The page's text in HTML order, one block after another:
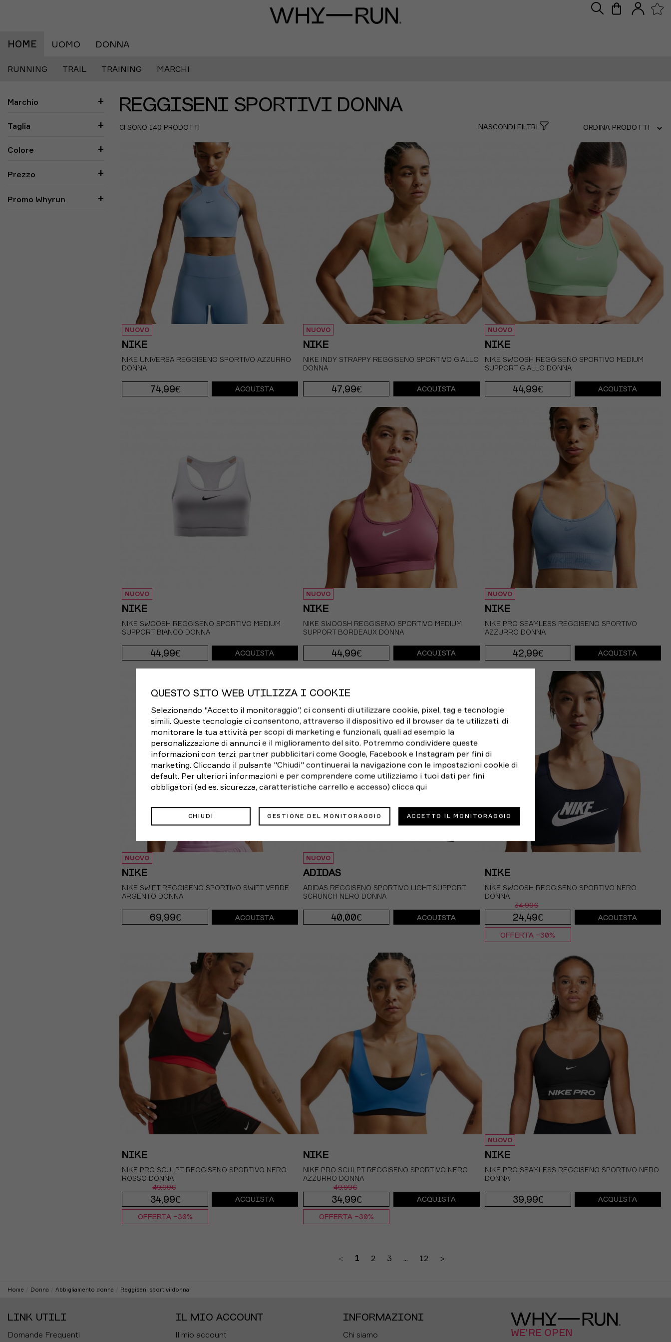
HOME UOMO DONNA
RUNNING TRAIL TRAINING MARCHI
Marchio
Taglia
Colore
Prezzo
Promo Whyrun
REGGISENI SPORTIVI DONNA
CI SONO 140 PRODOTTI NASCONDI FILTRI
NUOVO
NIKE
NIKE UNIVERSA REGGISENO SPORTIVO AZZURRO
DONNA
74,99€ ACQUISTA
NUOVO
NIKE
NIKE INDY STRAPPY REGGISENO SPORTIVO GIALLO
DONNA
47,99€
L
ACQUISTA
NUOVO
NIKE
NIKE SWOOSH REGGISENO SPORTIVO MEDIUM
SUPPORT GIALLO DONNA
44,99€
M L
ACQUISTA
NUOVO
NIKE
NIKE SWOOSH REGGISENO SPORTIVO MEDIUM
SUPPORT BIANCO DONNA
44,99€
XS S M L
ACQUISTA
NUOVO
NIKE
NIKE SWOOSH REGGISENO SPORTIVO MEDIUM
SUPPORT BORDEAUX DONNA
44,99€
XS S M L
ACQUISTA
NUOVO
NIKE
NIKE PRO SEAMLESS REGGISENO SPORTIVO
AZZURRO DONNA
42,99€
XS S M L
ACQUISTA
NUOVO
NIKE
NIKE SWIFT REGGISENO SPORTIVO SWIFT VERDE
ARGENTO DONNA
69,99€ ACQUISTA
NUOVO
ADIDAS
ADIDAS REGGISENO SPORTIVO LIGHT SUPPORT
SCRUNCH NERO DONNA
40,00€ ACQUISTA
NIKE
NIKE SWOOSH REGGISENO SPORTIVO NERO
DONNA
34,99€
24,49€ ACQUISTA
OFFERTA -30%
NIKE
NIKE PRO SCULPT REGGISENO SPORTIVO NERO
ROSSO DONNA
49,99€
34,99€ ACQUISTA
OFFERTA -30%
NIKE
NIKE PRO SCULPT REGGISENO SPORTIVO NERO
AZZURRO DONNA
49,99€
34,99€ ACQUISTA
OFFERTA -30%
NUOVO
NIKE
NIKE PRO SEAMLESS REGGISENO SPORTIVO NERO
DONNA
39,99€ ACQUISTA
< 1 2 3 ... 12 >
Home Donna Abbigliamento donna Reggiseni sportivi donna
LINK UTILI
Domande Frequenti
IL MIO ACCOUNT
Il mio account
INFORMAZIONI
Chi siamo
WE'RE OPEN
QUESTO SITO WEB UTILIZZA I COOKIE
Selezionando "Accetto il monitoraggio", ci consenti di utilizzare cookie, pixel, tag e tecnologie
simili. Queste tecnologie ci consentono, attraverso il dispositivo ed il browser da te utilizzati, di
monitorare la tua attività per scopi di marketing e funzionali, quali ad esempio la
personalizzazione di annunci e il miglioramento del sito. Potremmo condividere queste
informazioni con terzi: partner pubblicitari come Google, Facebook e Instagram per fini di
marketing. Cliccando il pulsante "Chiudi" continuerai la navigazione con le impostazioni cookie di
default. Per ulteriori informazioni e per comprendere come utilizziamo i tuoi dati per fini
obbligatori (ad es. sicurezza, caratteristiche carrello e accesso) clicca qui
CHIUDI GESTIONE DEL MONITORAGGIO ACCETTO IL MONITORAGGIO